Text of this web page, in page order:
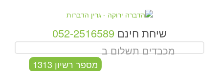
שיחת חינם 052-2516589
מכבדים תשלום ב
מספר רשיון 1313